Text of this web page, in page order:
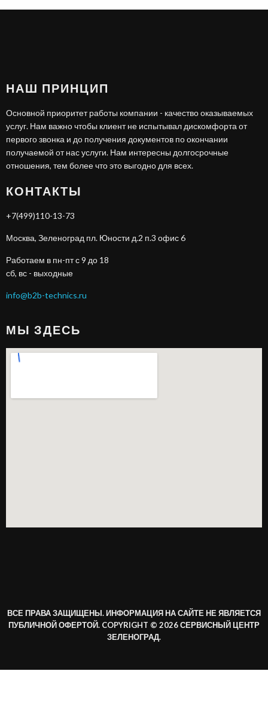
НАШ ПРИНЦИП
Основной приоритет работы компании - качество оказываемых
услуг. Нам важно чтобы клиент не испытывал дискомфорта от
первого звонка и до получения документов по окончании
получаемой от нас услуги. Нам интересны долгосрочные
отношения, тем более что это выгодно для всех.
КОНТАКТЫ
+7(499)110-13-73
Москва, Зеленоград пл. Юности д.2 п.3 офис 6
Работаем в пн-пт с 9 до 18
сб, вс - выходные
info@b2b-technics.ru
МЫ ЗДЕСЬ
ВСЕ ПРАВА ЗАЩИЩЕНЫ. ИНФОРМАЦИЯ НА САЙТЕ НЕ ЯВЛЯЕТСЯ
ПУБЛИЧНОЙ ОФЕРТОЙ. COPYRIGHT © 2026 СЕРВИСНЫЙ ЦЕНТР
ЗЕЛЕНОГРАД.